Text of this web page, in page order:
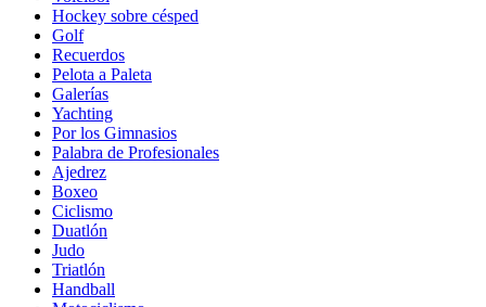
Hockey sobre césped
Golf
Recuerdos
Pelota a Paleta
Galerías
Yachting
Por los Gimnasios
Palabra de Profesionales
Ajedrez
Boxeo
Ciclismo
Duatlón
Judo
Triatlón
Handball